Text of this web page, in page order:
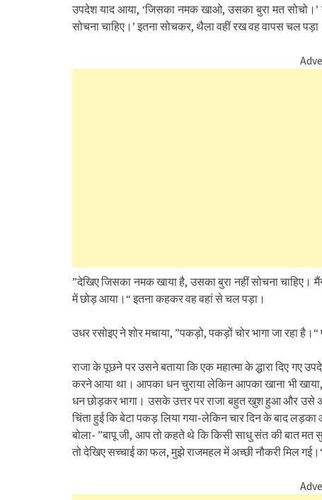
उपदेश याद आया, ‘जिसका नमक खाओ, उसका बुरा मत
सोचना चाहिए।’ इतना सोचकर, थैला वहीं रख वह वापस चल
”देखिए जिसका नमक खाया है, उसका बुरा नहीं सोचना चाहिए।
में छोड़ आया।“ इतना कहकर वह वहां से चल पड़ा।
उधर रसोइए ने शोर मचाया, ”पकड़ो, पकड़ों चोर भागा जा रहा
राजा के पूछने पर उसने बताया कि एक महात्मा के द्धारा दिए गए
करने आया था। आपका धन चुराया लेकिन आपका खाना भी
धन छोड़कर भागा। उसके उत्तर पर राजा बहुत खुश हुआ और उसे
चिंता हुई कि बेटा पकड़ लिया गया-लेकिन चार दिन के बाद
बोला- ”बापू जी, आप तो कहते थे कि किसी साधु संत की बात मत
तो देखिए सच्चाई का फल, मुझे राजमहल में अच्छी नौकरी मिल